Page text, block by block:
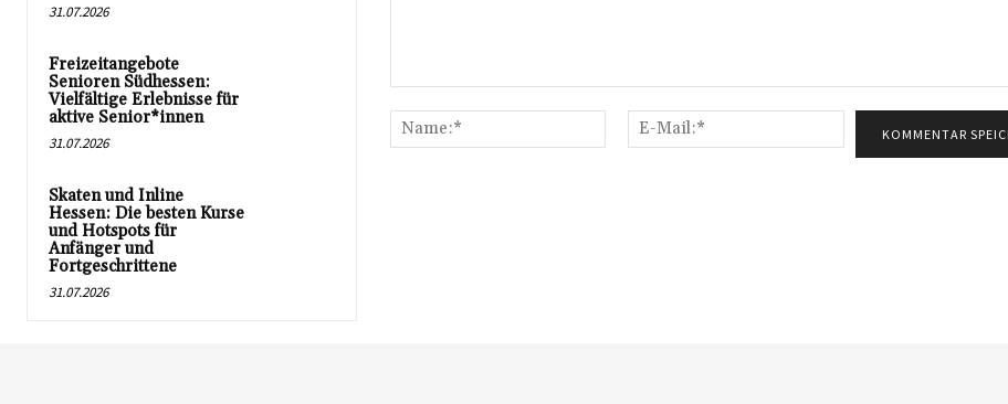
31.07.2026
Freizeitangebote
Senioren Südhessen:
Vielfältige Erlebnisse für
aktive Senior*innen
31.07.2026
Skaten und Inline
Hessen: Die besten Kurse
und Hotspots für
Anfänger und
Fortgeschrittene
31.07.2026
Name:*
Mail:*